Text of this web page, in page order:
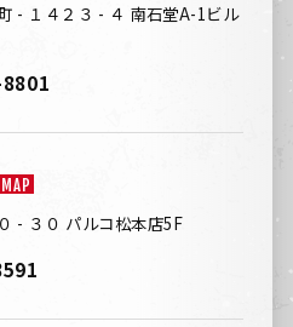
- １４２３ - ４ 南石堂A-1ビル
MAP
- ３０ パルコ松本店5F